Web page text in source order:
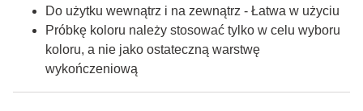
Do użytku wewnątrz i na zewnątrz - Łatwa w użyciu
Próbkę koloru należy stosować tylko w celu wyboru
koloru, a nie jako ostateczną warstwę
wykończeniową